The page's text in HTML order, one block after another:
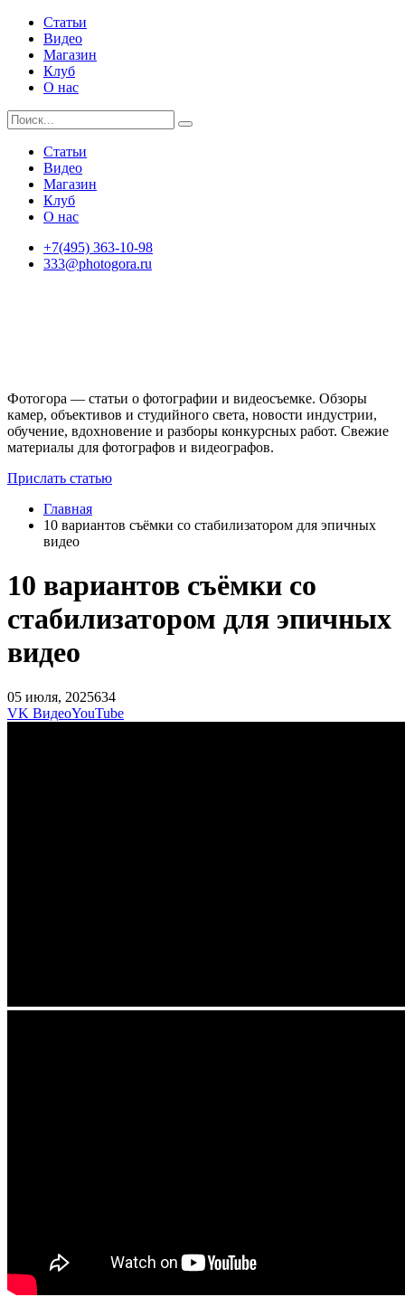
Статьи
Видео
Магазин
Клуб
О нас
Статьи
Видео
Магазин
Клуб
О нас
+7(495) 363-10-98
333@photogora.ru
Фотогора — статьи о фотографии и видеосъемке. Обзоры
камер, объективов и студийного света, новости индустрии,
обучение, вдохновение и разборы конкурсных работ. Свежие
материалы для фотографов и видеографов.
Прислать статью
Главная
10 вариантов съёмки со стабилизатором для эпичных
видео
10 вариантов съёмки со
стабилизатором для эпичных
видео
05 июля, 2025634
VK ВидеоYouTube